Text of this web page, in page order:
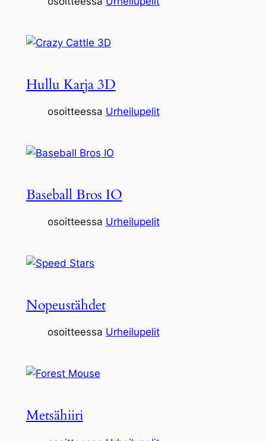
Hullu Karja 3D
osoitteessa Urheilupelit
Baseball Bros IO
osoitteessa Urheilupelit
Nopeustähdet
osoitteessa Urheilupelit
Metsähiiri